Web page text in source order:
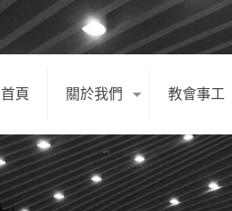
首頁 關於我們 教會事工